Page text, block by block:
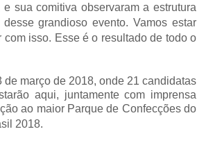
sua comitiva observaram a estrutura
grandioso evento. Vamos estar
isso. Esse é o resultado de todo o
março de 2018, onde 21 candidatas
aqui, juntamente com imprensa
ao maior Parque de Confecções do
2018.